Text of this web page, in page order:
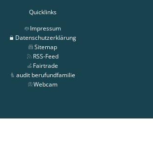
Quicklinks
Impressum
Datenschutzerklärung
Sitemap
RSS-Feed
Fairtrade
audit berufundfamilie
Webcam